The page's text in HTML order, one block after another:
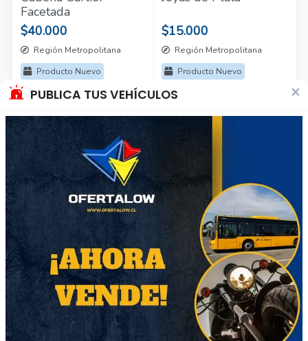
PUBLICA TUS VEHÍCULOS ×
Facetada
$40.000
Región Metropolitana
Producto Nuevo
$15.000
Región Metropolitana
Producto Nuevo
Charms
$15.000
Región Metropolitana
Producto Nuevo
Exhibidores de joyas
$70.000
Región Metropolitana
Producto Usado